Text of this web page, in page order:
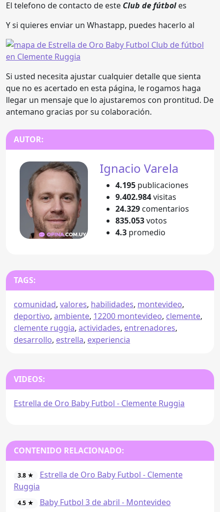
El telefono de contacto de este Club de fútbol es
Y si quieres enviar un Whastapp, puedes hacerlo al
Si usted necesita ajustar cualquier detalle que sienta
que no es acertado en esta página, le rogamos haga
llegar un mensaje que lo ajustaremos con prontitud. De
antemano gracias por su colaboración.
AUTOR:
Ignacio Varela
4.195 publicaciones
9.402.984visitas
24.329 comentarios
835.053votos
4.3 promedio
TAGS:
comunidad, valores, habilidades, montevideo,
deportivo, ambiente, 12200 montevideo, clemente,
clemente ruggia, actividades, entrenadores,
desarrollo, estrella, experiencia
VIDEOS:
Estrella de Oro Baby Futbol - Clemente Ruggia
CONTENIDO RELACIONADO:
3.8 ★
Estrella de Oro Baby Futbol - Clemente
Ruggia
4.5 ★ Baby Futbol 3 de abril - Montevideo